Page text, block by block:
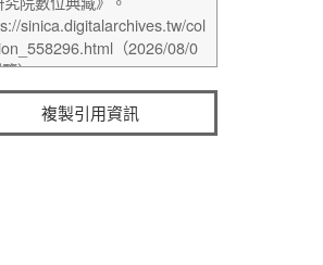
複製引用資訊